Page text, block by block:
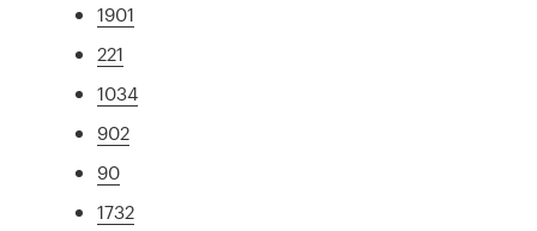
1901
221
1034
902
90
1732